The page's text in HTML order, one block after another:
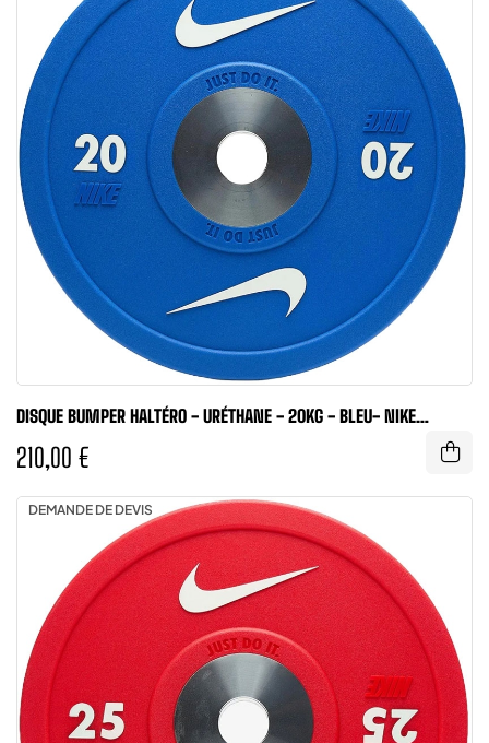
DISQUE BUMPER HALTÉRO - URÉTHANE - 20KG - BLEU- NIKE
210,00 €
DEMANDE DE DEVIS